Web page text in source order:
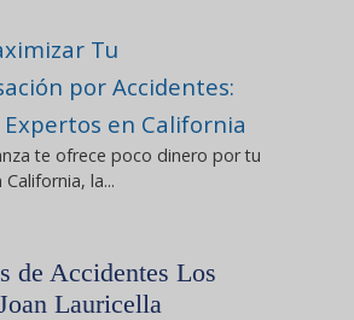
Tu
por Accidentes:
Expertos en California
te ofrece poco dinero por tu
la...
de Accidentes Los
Lauricella